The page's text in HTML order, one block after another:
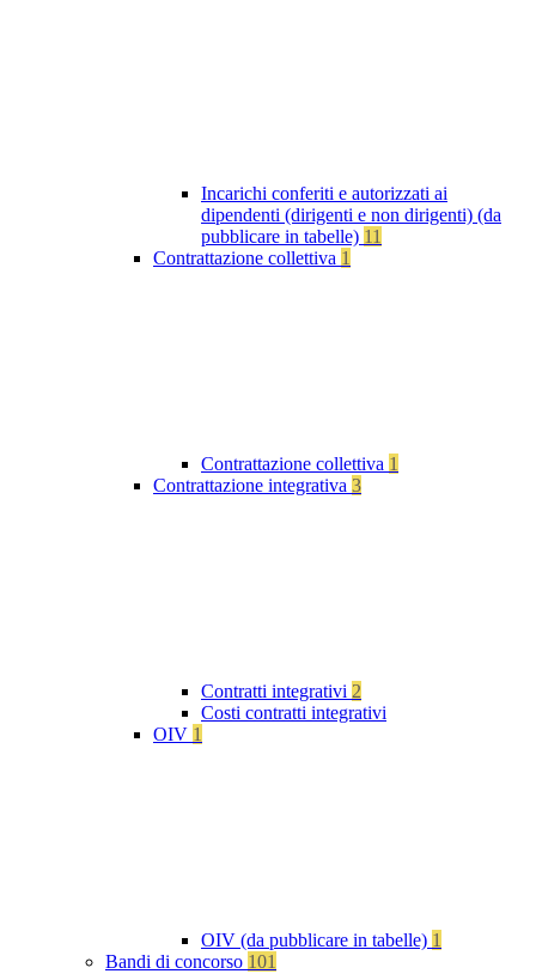
Incarichi conferiti e autorizzati ai
dipendenti (dirigenti e non dirigenti) (da
pubblicare in tabelle) 11
Contrattazione collettiva 1
Contrattazione collettiva 1
Contrattazione integrativa 3
Contratti integrativi 2
Costi contratti integrativi
OIV 1
OIV (da pubblicare in tabelle) 1
Bandi di concorso 101